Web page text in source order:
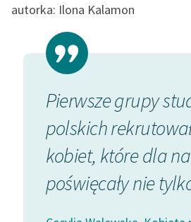
Starego Testamentu
Odkurzamy bohaterów
Szkoła Poezji Wolnych
Kontakt
autorka: Ilona Kalamon
Pierwsze grupy
polskich
kobiet, które dla
poświęcały nie